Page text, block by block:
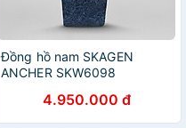
Đồng hồ nam SKAGEN
ANCHER SKW6098
4.950.000 đ